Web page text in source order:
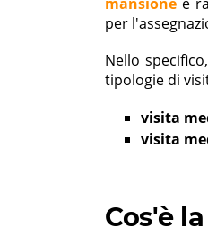
per
Nello
tipologie di
visita
visita
Cos'è